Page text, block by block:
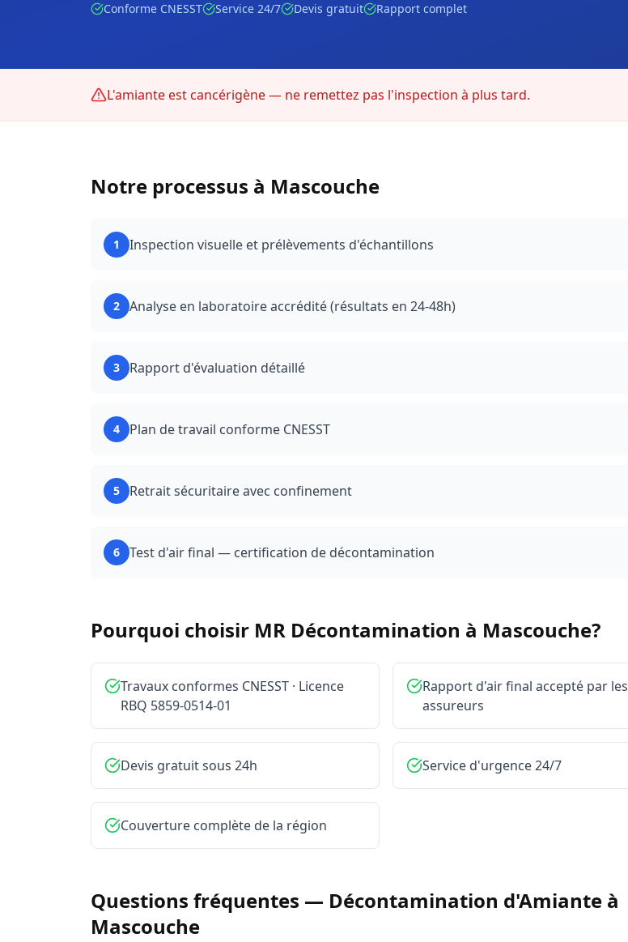
Conforme CNESST Service 24/7 Devis gratuit Rapport complet
L'amiante est cancérigène — ne remettez pas l'inspection à plus tard.
Notre processus à Mascouche
1 Inspection visuelle et prélèvements d'échantillons
2 Analyse en laboratoire accrédité (résultats en 24-48h)
3 Rapport d'évaluation détaillé
4 Plan de travail conforme CNESST
5 Retrait sécuritaire avec confinement
6 Test d'air final — certification de décontamination
Pourquoi choisir MR Décontamination à Mascouche?
Travaux conformes CNESST · Licence
RBQ 5859-0514-01
Rapport d'air final accepté par les
assureurs
Devis gratuit sous 24h Service d'urgence 24/7
Couverture complète de la région
Questions fréquentes — Décontamination d'Amiante à
Mascouche